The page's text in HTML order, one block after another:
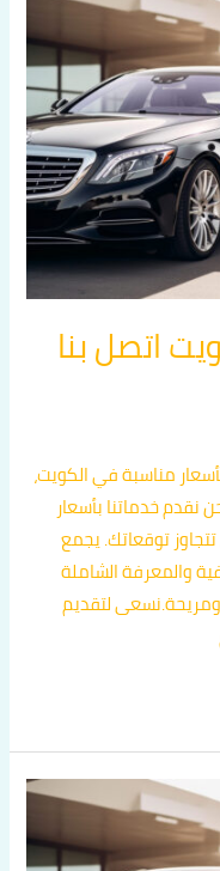
اتصل بنا
مناسبة في الكويت،
نقدم خدماتنا بأسعار
توقعاتك. يجمع
والمعرفة الشاملة
لتقديم